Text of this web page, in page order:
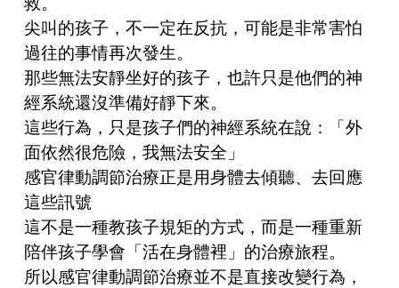
尖叫的孩子，不一定在反抗，可能是非常害怕
過往的事情再次發生。
那些無法安靜坐好的孩子，也許只是他們的神
經系統還沒準備好靜下來。
這些行為，只是孩子們的神經系統在說：「外
面依然很危險，我無法安全」
感官律動調節治療正是用身體去傾聽、去回應
這些訊號
這不是一種教孩子規矩的方式，而是一種重新
陪伴孩子學會「活在身體裡」的治療旅程。
所以感官律動調節治療並不是直接改變行為，